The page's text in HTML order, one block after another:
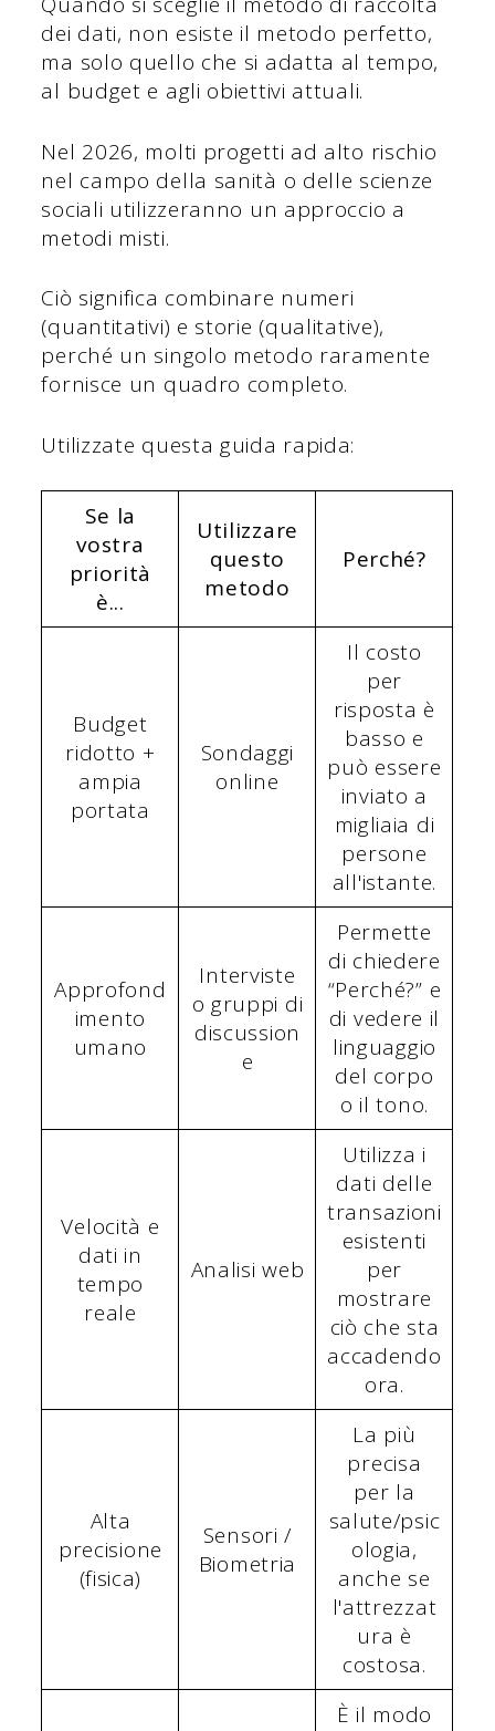
dei dati, non esiste il metodo perfetto,
ma solo quello che si adatta al tempo,
al budget e agli obiettivi attuali.
Nel 2026, molti progetti ad alto rischio
nel campo della sanità o delle scienze
sociali utilizzeranno un approccio a
metodi misti.
Ciò significa combinare numeri
(quantitativi) e storie (qualitative),
perché un singolo metodo raramente
fornisce un quadro completo.
Utilizzate questa guida rapida:
Se la
vostra
priorità
è...
Utilizzare
questo
metodo
Perché?
Budget
ridotto +
ampia
portata
Sondaggi
online
Il costo
per
risposta è
basso e
può essere
inviato a
migliaia di
persone
all'istante.
Approfond
imento
umano
Interviste
o gruppi di
discussion
e
Permette
di chiedere
“Perché?” e
di vedere il
linguaggio
del corpo
o il tono.
Velocità e
dati in
tempo
reale
Analisi web
Utilizza i
dati delle
transazioni
esistenti
per
mostrare
ciò che sta
accadendo
ora.
Alta
precisione
(fisica)
Sensori /
Biometria
La più
precisa
per la
salute/psic
ologia,
anche se
l'attrezzat
ura è
costosa.
È il modo